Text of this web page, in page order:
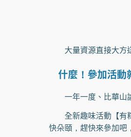
大量資源直接大方送
什麼！參加活動
一年一度、比華山論
全新趣味活動【有粽
快朵頤，趕快來參加吧